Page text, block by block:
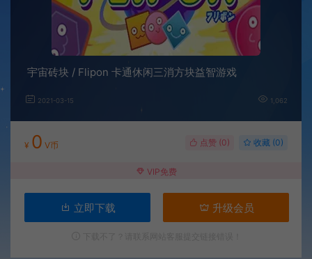
宇宙砖块 / Flipon 卡通休闲三消方块益智游戏
2021-03-15 1,062
¥ 0 V币 点赞 (0) 收藏 (0)
VIP免费
立即下载 升级会员